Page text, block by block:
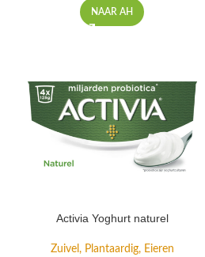
NAAR AH
Activia Yoghurt naturel
Zuivel, Plantaardig, Eieren